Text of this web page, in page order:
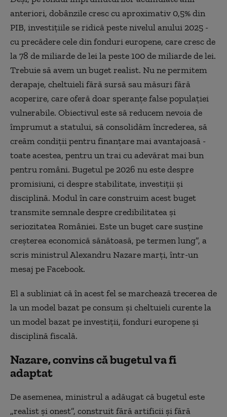
anteriori, dobânzile cresc cu aproximativ 0,5% din
PIB, investiţiile se ridică peste nivelul anului 2025 -
cu precădere cele din fonduri europene, care cresc de
la 78 de miliarde de lei la peste 100 de miliarde de lei.
Trebuie să avem un buget realist. Nu ne permitem
derapaje, cheltuieli fără sursă sau măsuri fără
acoperire, care oferă doar speranţe false populaţiei
vulnerabile. Obiectivul este să reducem nevoia de
împrumut a statului, să consolidăm încrederea, să
creăm condiţii pentru finanţare mai avantajoasă -
toate acestea, pentru un trai cu adevărat mai bun
pentru români. Bugetul pe 2026 nu este despre
promisiuni, ci despre stabilitate, investiţii şi
disciplină. Modul în care construim acest buget
transmite semnale despre credibilitatea şi
seriozitatea României. Este un buget care susţine
creşterea economică sănătoasă, pe termen lung”, a
scris ministrul Alexandru Nazare marţi, într-un
mesaj pe Facebook.
El a subliniat că în acest fel se marchează trecerea de
la un model bazat pe consum şi cheltuieli curente la
un model bazat pe investiţii, fonduri europene şi
disciplină fiscală.
Nazare, convins că bugetul va fi
adaptat
De asemenea, ministrul a adăugat că bugetul este
„realist şi onest”, construit fără artificii şi fără